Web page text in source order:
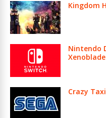
Kingdom
Nintendo
Crazy